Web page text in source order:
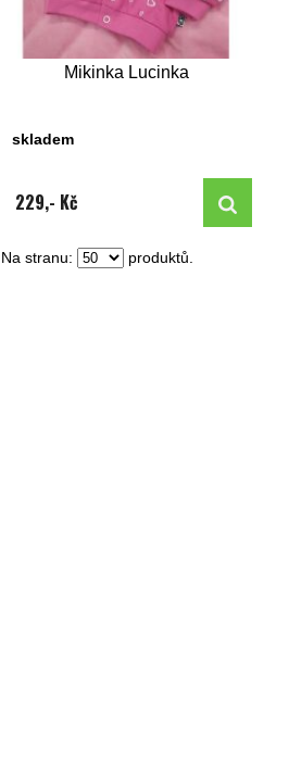
Mikinka Lucinka
skladem
229,- Kč
Na stranu: produktů.